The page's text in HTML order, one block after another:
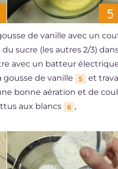
de vanille avec un
du sucre (les autres 2/3)
avec un batteur
gousse de vanille
5
et
bonne aération et de
aux blancs
6 ,